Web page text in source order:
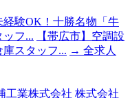
経験OK！十勝名物「牛
ッフ...
【帯広市】空調設
庫スタッフ... → 全求人
工業株式会社 株式会社